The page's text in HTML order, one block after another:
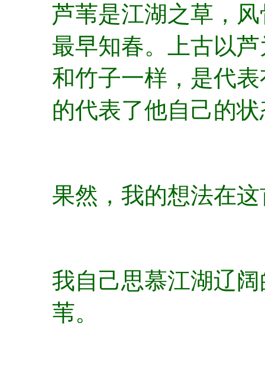
芦苇是江湖之草，
最早知春。上古以
和竹子一样，是代
的代表了他自己的
果然，我的想法在
我自己思慕江湖辽
苇。